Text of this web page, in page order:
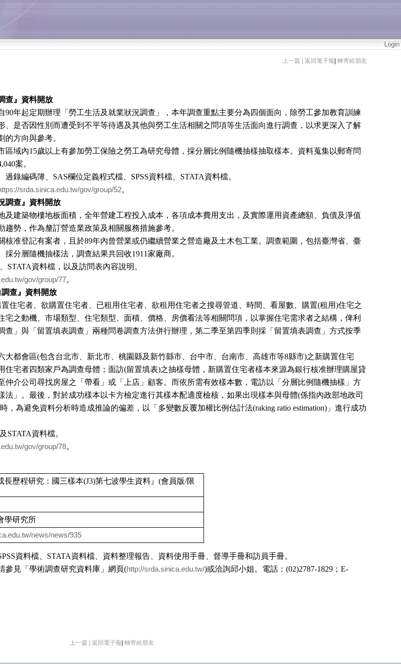
Login
上一篇 | 返回電子報 轉寄給朋友
查』資料開放
90年起定期辦理「勞工生活及就業狀況調查」，本年調查重點主要分為四個面向，除勞工參加教育訓練
、是否因性別而遭受到不平等待遇及其他與勞工生活相關之問項等生活面向進行調查，以求更深入了解
方向與參考。
區域內15歲以上有參加勞工保險之勞工為研究母體，採分層比例隨機抽樣抽取樣本。資料蒐集以郵寄問
案。
錄編碼簿、 SAS欄位定義程式檔、 SPSS資料檔、 STATA資料檔。
srda.sinica.edu.tw/gov/group/52。
調查』資料開放
建築物樓地板面積，全年營建工程投入成本，各項成本費用支出，及實際運用資產總額、負債及淨值
勢，作為釐訂營造業政策及相關服務措施參考。
核准登記有案者，且於89年內曾營業或仍繼續營業之營造廠及土木包工業。調查範圍，包括臺灣省、臺
採分層隨機抽樣法，調查結果共回收1911家廠商。
STATA資料檔，以及訪問表內容說明。
gov/group/77。
查』資料開放
住宅者、欲購置住宅者、已租用住宅者、欲租用住宅者之搜尋管道、時間、看屋數、購置(租用)住宅之
宅之動機、市場類型、住宅類型、面積、價格、房價看法等相關問項，以掌握住宅需求者之結構，俾利
查」與「留置填表調查」兩種問卷調查方法併行辦理，第二季至第四季則採「留置填表調查」方式按季
大都會區(包含台北市、新北市、桃園縣及新竹縣市、台中市、台南市、高雄市等8縣市)之新購置住宅
住宅者四類家戶為調查母體；面訪(留置填表)之抽樣母體，新購置住宅者樣本來源為銀行核准辦理購屋貸
仲介公司尋找房屋之「帶看」或「上店」顧客。而依所需有效樣本數，電訪以「分層比例隨機抽樣」方
法」。最後，對於成功樣本以卡方檢定進行其樣本配適度檢核，如果出現樣本與母體(係指內政部地政司
，為避免資料分析時造成推論的偏差，以「多變數反覆加權比例估計法(raking ratio estimation) 」進行成功
STATA資料檔。
gov/group/78。
長歷程研究：國三樣本(J3)第七波學生資料』(會員版/限
學研究所
news/news/935
資料檔、 STATA資料檔、資料整理報告、資料使用手冊、督導手冊和訪員手冊。
參見「學術調查研究資料庫」網頁(http://srda.sinica.edu.tw/)或洽詢邱小姐。電話： (02)2787-1829 ； E-
上一篇 | 返回電子報 轉寄給朋友